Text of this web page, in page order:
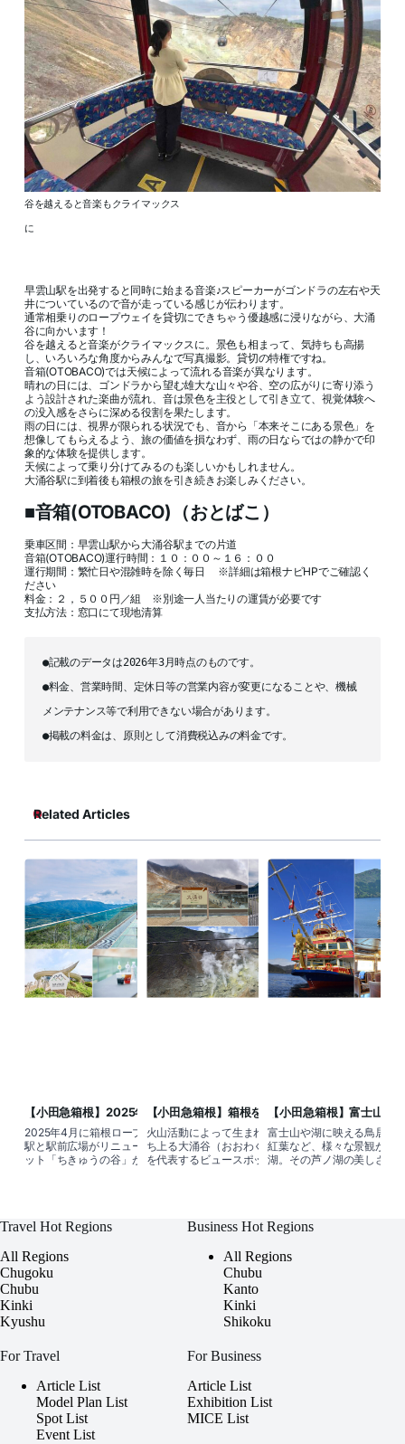
谷を越えると音楽もクライマックス
に
早雲山駅を出発すると同時に始まる音楽♪スピーカーがゴンドラの左右や天
井についているので音が走っている感じが伝わります。
通常相乗りのロープウェイを貸切にできちゃう優越感に浸りながら、大涌
谷に向かいます！
谷を越えると音楽がクライマックスに。景色も相まって、気持ちも高揚
し、いろいろな角度からみんなで写真撮影。貸切の特権ですね。
音箱(OTOBACO)では天候によって流れる音楽が異なります。
晴れの日には、ゴンドラから望む雄大な山々や谷、空の広がりに寄り添う
よう設計された楽曲が流れ、音は景色を主役として引き立て、視覚体験へ
の没入感をさらに深める役割を果たします。
雨の日には、視界が限られる状況でも、音から「本来そこにある景色」を
想像してもらえるよう、旅の価値を損なわず、雨の日ならではの静かで印
象的な体験を提供します。
天候によって乗り分けてみるのも楽しいかもしれません。
大涌谷駅に到着後も箱根の旅を引き続きお楽しみください。
■音箱(OTOBACO)（おとばこ）
乗車区間：早雲山駅から大涌谷駅までの片道
音箱(OTOBACO)運行時間：１０：００～１６：００
運行期間：繁忙日や混雑時を除く毎日 ※詳細は箱根ナビHPでご確認く
ださい
料金：２，５００円／組 ※別途一人当たりの運賃が必要です
支払方法：窓口にて現地清算
●記載のデータは2026年3月時点のものです。
●料金、営業時間、定休日等の営業内容が変更になることや、機械
メンテナンス等で利用できない場合があります。
●掲載の料金は、原則として消費税込みの料金です。
Related Articles
【小田急箱根】2025年4月オープン！
大涌谷の絶景＆グルメを堪能する新ス
ポット「ちきゅうの谷」
2025年4月に箱根ロープウェイ・大涌谷
駅と駅前広場がリニューアルし、新スポ
ット「ちきゅうの谷」がオープン！絶景
【小田急箱根】箱根を代表するビュー
スポット・大涌谷でダイナミックな絶
景と空中散歩を楽しむ
火山活動によって生まれ、今も噴気が立
ち上る大涌谷（おおわくだに）は、箱根
を代表するビュースポット。雄大な自然
【小田急箱根】富士山や
湖上から楽しむ！3種類
船で行く芦ノ湖観光
富士山や湖に映える鳥居、
紅葉など、様々な景観が楽
湖。その芦ノ湖の美しさを
Travel Hot Regions
All Regions
Chugoku
Chubu
Kinki
Kyushu
Business Hot Regions
All Regions
Chubu
Kanto
Kinki
Shikoku
For Travel
Article List
Model Plan List
Spot List
Event List
For Business
Article List
Exhibition List
MICE List